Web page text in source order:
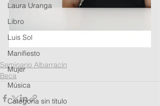
Laura Uranga
Libro
Luis Sol
Manifiesto
Mujer
Música
Categoría sin título
Seminario Albarracín
Beca